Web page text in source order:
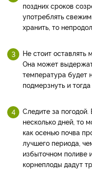
поздних сроков
употреблять
хранить, то
Не стоит оставлять
Она может
температура будет
подмерзнуть и
Следите за
несколько дней, то
как осенью почва
лучшего периода,
избыточном поливе
корнеплоды дадут